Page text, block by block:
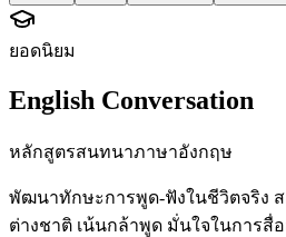
ยอดนิยม
English Conversation
หลักสูตรสนทนาภาษาอังกฤษ
พัฒนาทักษะการพูด-ฟังในชีวิตจริง
ต่างชาติ เน้นกล้าพูด มั่นใจในการสื่